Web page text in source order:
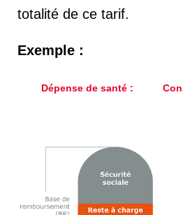
totalité de ce tarif.
Exemple :
Dépense de santé :